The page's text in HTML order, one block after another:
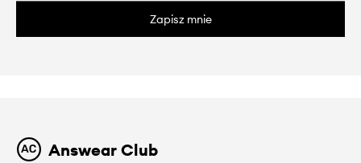
Zapisz mnie
Answear Club